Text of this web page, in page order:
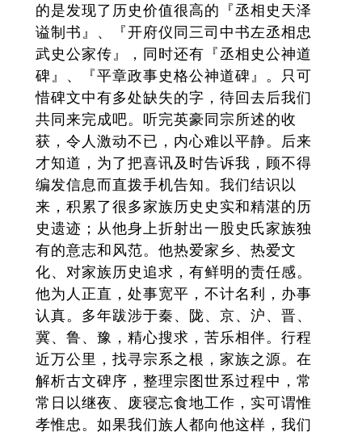
的是发现了历史价值很高的『丞相史天泽
谥制书』、『开府仪同三司中书左丞相忠
武史公家传』，同时还有『丞相史公神道
碑』、『平章政事史格公神道碑』。只可
惜碑文中有多处缺失的字，待回去后我们
共同来完成吧。听完英豪同宗所述的收
获，令人激动不已，内心难以平静。后来
才知道，为了把喜讯及时告诉我，顾不得
编发信息而直拨手机告知。我们结识以
来，积累了很多家族历史史实和精湛的历
史遗迹；从他身上折射出一股史氏家族独
有的意志和风范。他热爱家乡、热爱文
化、对家族历史追求，有鲜明的责任感。
他为人正直，处事宽平，不计名利，办事
认真。多年跋涉于秦、陇、京、沪、晋、
冀、鲁、豫，精心搜求，苦乐相伴。行程
近万公里，找寻宗系之根，家族之源。在
解析古文碑序，整理宗图世系过程中，常
常日以继夜、废寝忘食地工作，实可谓惟
孝惟忠。如果我们族人都向他这样，我们